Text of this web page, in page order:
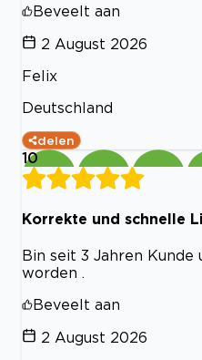
Beveelt aan
2 August 2026
Felix
Deutschland
delen
10
Korrekte und schnelle
Bin seit 3 Jahren
worden .
Beveelt aan
2 August 2026